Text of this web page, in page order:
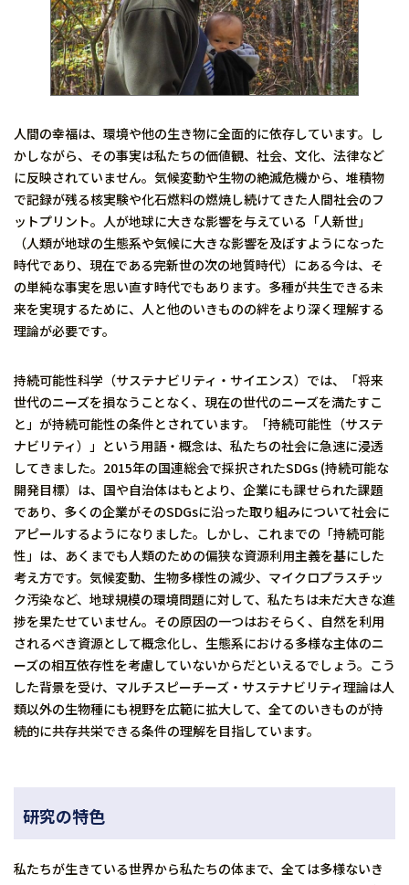
人間の幸福は、環境や他の生き物に全面的に依存しています。し
かしながら、その事実は私たちの価値観、社会、文化、法律など
に反映されていません。気候変動や生物の絶滅危機から、堆積物
で記録が残る核実験や化石燃料の燃焼し続けてきた人間社会のフ
ットプリント。人が地球に大きな影響を与えている「人新世」
（人類が地球の生態系や気候に大きな影響を及ぼすようになった
時代であり、現在である完新世の次の地質時代）にある今は、そ
の単純な事実を思い直す時代でもあります。多種が共生できる未
来を実現するために、人と他のいきものの絆をより深く理解する
理論が必要です。
持続可能性科学（サステナビリティ・サイエンス）では、「将来
世代のニーズを損なうことなく、現在の世代のニーズを満たすこ
と」が持続可能性の条件とされています。「持続可能性（サステ
ナビリティ）」という用語・概念は、私たちの社会に急速に浸透
してきました。2015年の国連総会で採択されたSDGs (持続可能な
開発目標）は、国や自治体はもとより、企業にも課せられた課題
であり、多くの企業がそのSDGsに沿った取り組みについて社会に
アピールするようになりました。しかし、これまでの「持続可能
性」は、あくまでも人類のための偏狭な資源利用主義を基にした
考え方です。気候変動、生物多様性の減少、マイクロプラスチッ
ク汚染など、地球規模の環境問題に対して、私たちは未だ大きな進
捗を果たせていません。その原因の一つはおそらく、自然を利用
されるべき資源として概念化し、生態系における多様な主体のニ
ーズの相互依存性を考慮していないからだといえるでしょう。こう
した背景を受け、マルチスピーチーズ・サステナビリティ理論は人
類以外の生物種にも視野を広範に拡大して、全てのいきものが持
続的に共存共栄できる条件の理解を目指しています。
研究の特色
私たちが生きている世界から私たちの体まで、全ては多様ないき